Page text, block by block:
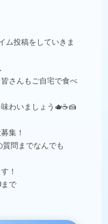
ム投稿をしていきま
さんもご自宅で食べ
わいましょう🫖☕️🍰
集！
問までなんでも
！
で